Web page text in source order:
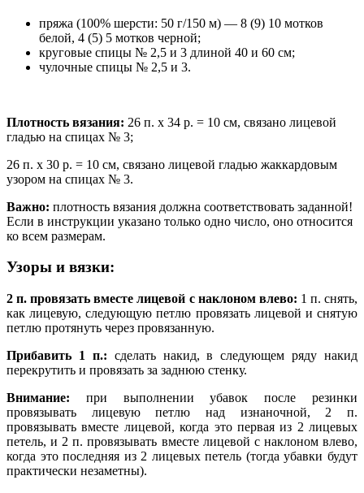
пряжа (100% шерсти: 50 г/150 м) — 8 (9) 10 мотков
белой, 4 (5) 5 мотков черной;
круговые спицы № 2,5 и 3 длиной 40 и 60 см;
чулочные спицы № 2,5 и 3.
Плотность вязания: 26 п. х 34 р. = 10 см, связано лицевой
гладью на спицах № 3;
26 п. х 30 р. = 10 см, связано лицевой гладью жаккардовым
узором на спицах № 3.
Важно: плотность вязания должна соответствовать заданной!
Если в инструкции указано только одно число, оно относится
ко всем размерам.
Узоры и вязки:
2 п. провязать вместе лицевой с наклоном влево: 1 п. снять,
как лицевую, следующую петлю провязать лицевой и снятую
петлю протянуть через провязанную.
Прибавить 1 п.: сделать накид, в следующем ряду накид
перекрутить и провязать за заднюю стенку.
Внимание: при выполнении убавок после резинки
провязывать лицевую петлю над изнаночной, 2 п.
провязывать вместе лицевой, когда это первая из 2 лицевых
петель, и 2 п. провязывать вместе лицевой с наклоном влево,
когда это последняя из 2 лицевых петель (тогда убавки будут
практически незаметны).